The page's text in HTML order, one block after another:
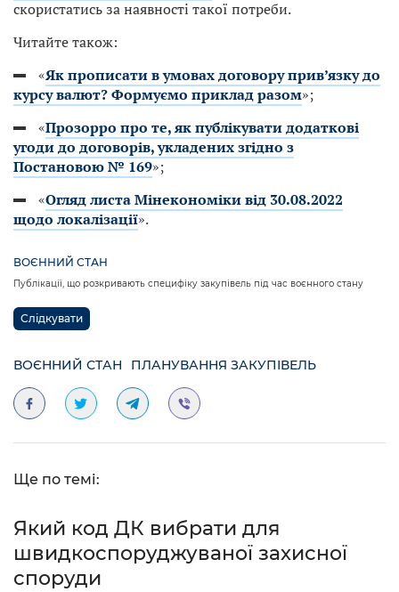
скористатись за наявності такої потреби.
Читайте також:
«Як прописати в умовах договору прив’язку до
курсу валют? Формуємо приклад разом»;
«Прозорро про те, як публікувати додаткові
угоди до договорів, укладених згідно з
Постановою № 169»;
«Огляд листа Мінекономіки від 30.08.2022
щодо локалізації».
ВОЄННИЙ СТАН
Публікації, що розкривають специфіку закупівель під час воєнного стану
Слідкувати
ВОЄННИЙ СТАН ПЛАНУВАННЯ ЗАКУПІВЕЛЬ
Ще по темі:
Який код ДК вибрати для
швидкоспоруджуваної захисної
споруди